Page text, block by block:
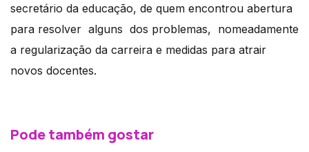
secretário da educação, de quem encontrou abertura
para resolver alguns dos problemas, nomeadamente
a regularização da carreira e medidas para atrair
novos docentes.
Pode também gostar